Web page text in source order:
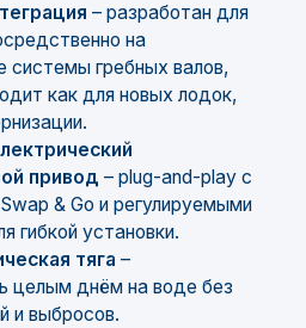
– разработан для
на
гребных валов,
как для новых лодок,
привод – plug-and-play с
& Go и регулируемыми
гибкой установки.
тяга –
целым днём на воде без
и выбросов.